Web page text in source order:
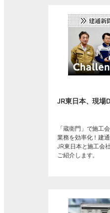
JR東日本、現場
「蔵衛門」で施工
業務を効率化！建
JR東日本と施工会
ご紹介します。